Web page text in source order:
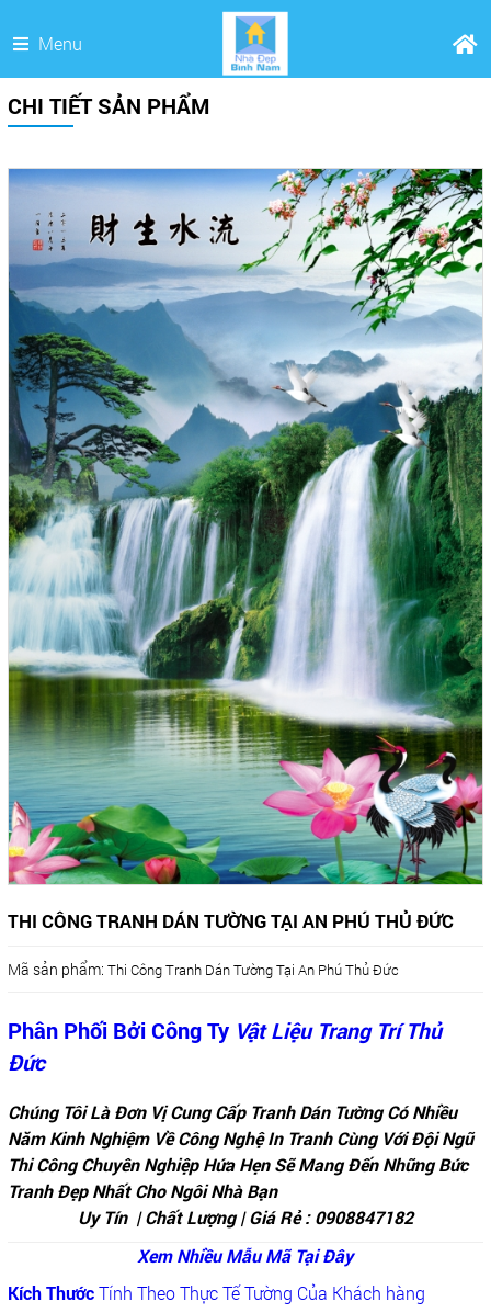
Menu
CHI TIẾT SẢN PHẨM
THI CÔNG TRANH DÁN TƯỜNG TẠI AN PHÚ THỦ ĐỨC
Mã sản phẩm: Thi Công Tranh Dán Tường Tại An Phú Thủ Đức
Phân Phối Bởi Công Ty Vật Liệu Trang Trí Thủ
Đức
Chúng Tôi Là Đơn Vị Cung Cấp Tranh Dán Tường Có Nhiều
Năm Kinh Nghiệm Về Công Nghệ In Tranh Cùng Với Đội Ngũ
Thi Công Chuyên Nghiệp Hứa Hẹn Sẽ Mang Đến Những Bức
Tranh Đẹp Nhất Cho Ngôi Nhà Bạn
Uy Tín | Chất Lượng | Giá Rẻ : 0908847182
Xem Nhiều Mẫu Mã Tại Đây
Kích ThướcTính Theo Thực Tế Tường Của Khách hàng